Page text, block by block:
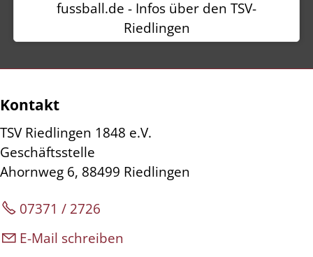
fussball.de - Infos über den TSV-
Riedlingen
Kontakt
TSV Riedlingen 1848 e.V.
Geschäftsstelle
Ahornweg 6, 88499 Riedlingen
07371 / 2726
E-Mail schreiben